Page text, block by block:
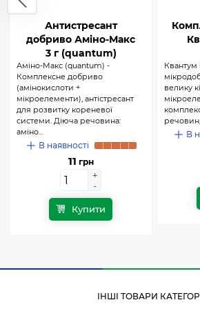
Антистресант
добриво Аміно-Макс
3 г (quantum)
Аміно-Макс (quantum) -
Комплексне добриво
(амінокислоти +
мікроелементи), антістресант
для розвитку кореневої
системи. Діюча речовина:
аміно...
В наявності
11 грн
+
-
+
-
Купити
Квантум
велику
В
ІНШІ ТОВАРИ